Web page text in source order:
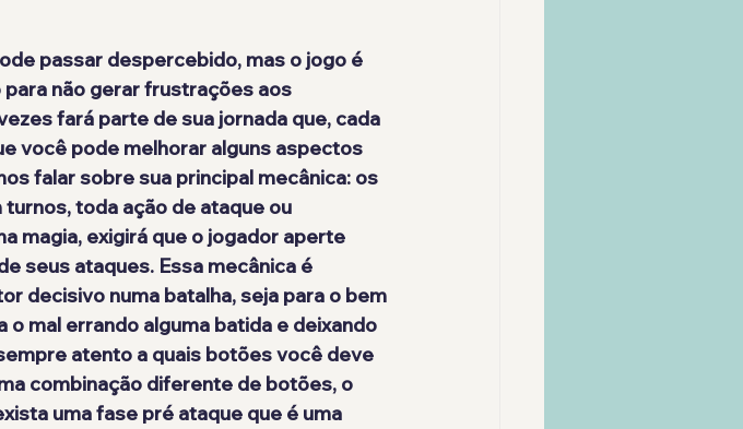
passar despercebido, mas o jogo é
não gerar frustrações aos
fará parte de sua jornada que, cada
você pode melhorar alguns aspectos
falar sobre sua principal mecânica: os
toda ação de ataque ou
magia, exigirá que o jogador aperte
seus ataques. Essa mecânica é
decisivo numa batalha, seja para o bem
mal errando alguma batida e deixando
atento a quais botões você deve
combinação diferente de botões, o
uma fase pré ataque que é uma